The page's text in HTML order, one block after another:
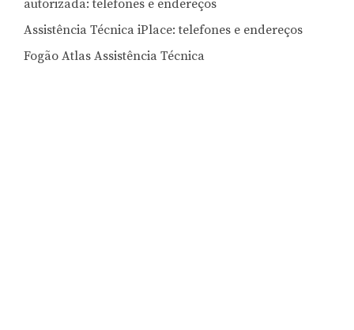
autorizada: telefones e endereços
Assistência Técnica iPlace: telefones e endereços
Fogão Atlas Assistência Técnica